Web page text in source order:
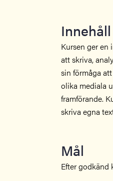
Innehåll
Kursen ger
att skriva,
sin förmåga
olika mediala
framförande.
skriva egna
Mål
Efter godkänd